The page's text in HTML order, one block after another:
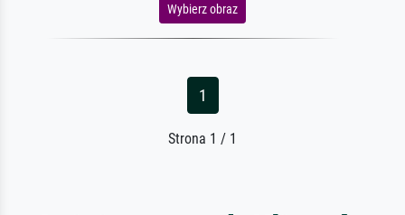
Wybierz obraz
1
Strona 1 / 1